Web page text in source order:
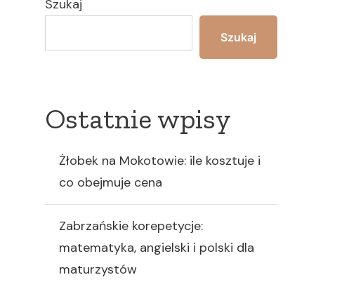
Szukaj
Szukaj
Ostatnie wpisy
Żłobek na Mokotowie: ile kosztuje i
co obejmuje cena
Zabrzańskie korepetycje:
matematyka, angielski i polski dla
maturzystów